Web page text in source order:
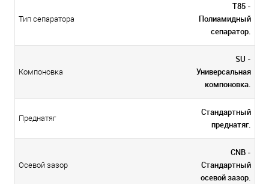
Тип сепаратора
T85 -
Полиамидный
сепаратор.
Компоновка
SU -
Универсальная
компоновка.
Преднатяг
Стандартный
преднатяг.
Осевой зазор
CNB -
Стандартный
осевой зазор.